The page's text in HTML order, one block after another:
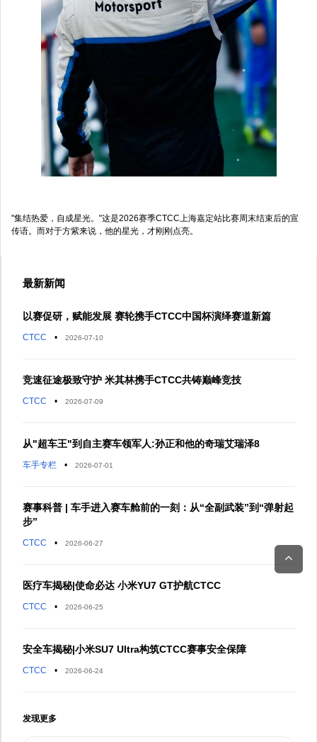
"集结热爱，自成星光。"这是2026赛季CTCC上海嘉定站比赛周末结束后的宣
传语。而对于方紫来说，他的星光，才刚刚点亮。
最新新闻
以赛促研，赋能发展 赛轮携手CTCC中国杯演绎赛道新篇
CTCC • 2026-07-10
竞速征途极致守护 米其林携手CTCC共铸巅峰竞技
CTCC • 2026-07-09
从"超车王"到自主赛车领军人:孙正和他的奇瑞艾瑞泽8
车手专栏 • 2026-07-01
赛事科普 | 车手进入赛车舱前的一刻：从“全副武装”到“弹射起
步”
CTCC • 2026-06-27
医疗车揭秘|使命必达 小米YU7 GT护航CTCC
CTCC • 2026-06-25
安全车揭秘|小米SU7 Ultra构筑CTCC赛事安全保障
CTCC • 2026-06-24
发现更多